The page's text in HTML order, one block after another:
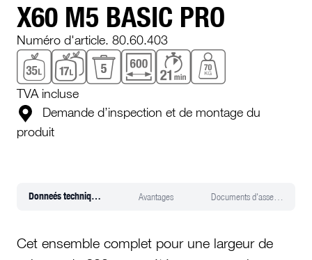
X60 M5 BASIC PRO
Numéro d'article. 80.60.403
TVA incluse
Demande d’inspection et de montage du
produit
Donneés techniques Avantages Documents d'assemblage
Cet ensemble complet pour une largeur de